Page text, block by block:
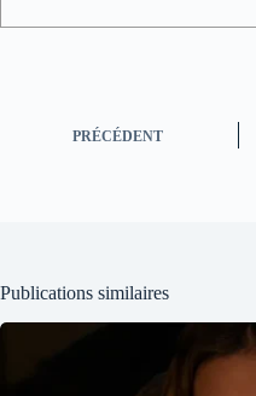
PRÉCÉDENT
Publications similaires